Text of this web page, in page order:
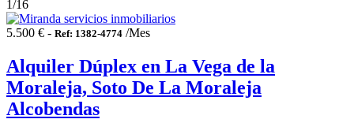
1/16
5.500 € - Ref: 1382-4774 /Mes
Alquiler Dúplex en La Vega de la
Moraleja, Soto De La Moraleja
Alcobendas